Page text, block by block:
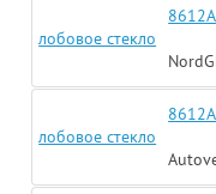
лобовое стекло
лобовое стекло